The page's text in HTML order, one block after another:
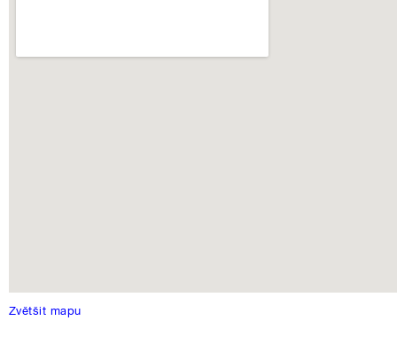
Zvětšit mapu